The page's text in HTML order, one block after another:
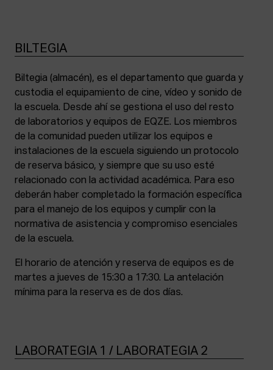
BILTEGIA
Biltegia (almacén), es el departamento que guarda y
custodia el equipamiento de cine, vídeo y sonido de
la escuela. Desde ahí se gestiona el uso del resto
de laboratorios y equipos de EQZE. Los miembros
de la comunidad pueden utilizar los equipos e
instalaciones de la escuela siguiendo un protocolo
de reserva básico, y siempre que su uso esté
relacionado con la actividad académica. Para eso
deberán haber completado la formación específica
para el manejo de los equipos y cumplir con la
normativa de asistencia y compromiso esenciales
de la escuela.
El horario de atención y reserva de equipos es de
martes a jueves de 15:30 a 17:30. La antelación
mínima para la reserva es de dos días.
LABORATEGIA 1 / LABORATEGIA 2